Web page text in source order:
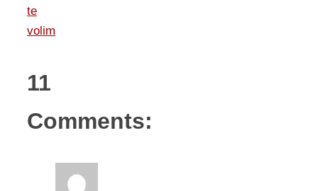
te
volim
11
Comments: